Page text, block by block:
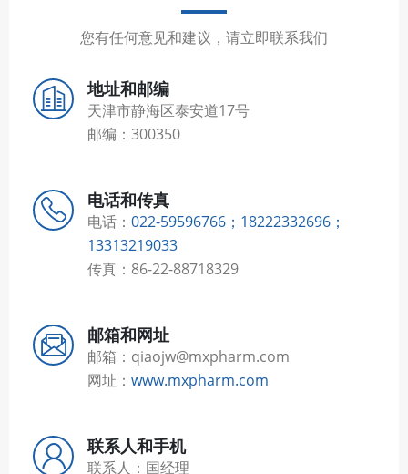
您有任何意见和建议，请立即联系我们
地址和邮编
天津市静海区泰安道17号
邮编：300350
电话和传真
电话： 022-59596766；18222332696；
13313219033
传真：86-22-88718329
邮箱和网址
邮箱：qiaojw@mxpharm.com
网址： www.mxpharm.com
联系人和手机
联系人：国经理